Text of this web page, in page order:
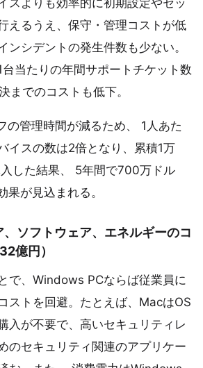
えるうえ、保守・管理コストが低
ンシデントの発生件数も少ない。
当たりの年間サポートチケット数
までのコストも低下。
の管理時間が減るため、 1人あた
イスの数は2倍となり、累積1万
した結果、 5年間で700万ドル
果が見込まれる。
ソフトウェア、エネルギーのコ
億円）
で、Windows PCならば従業員に
ストを回避。たとえば、MacはOS
入が不要で、高いセキュリティレ
のセキュリティ関連のアプリケー